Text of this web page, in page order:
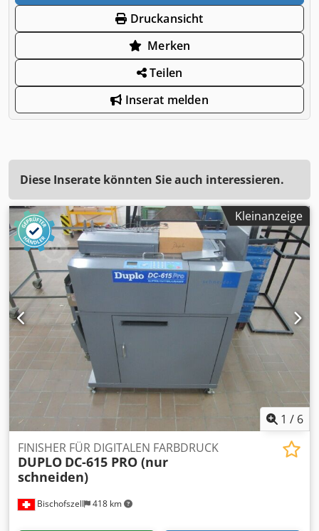
Druckansicht
Merken
Teilen
Inserat melden
Diese Inserate könnten Sie auch interessieren.
Kleinanzeige
1 / 6
Bischofszell 418 km
FINISHER FÜR DIGITALEN FARBDRUCK
DUPLO DC-615 PRO (nur
schneiden)